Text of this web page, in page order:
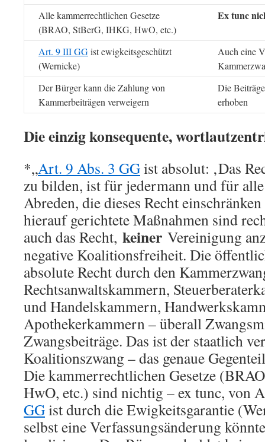
Alle kammerrechtlichen Gesetze
(BRAO, StBerG, IHKG, HwO, etc.)
Ex tunc
Art. 9 III GGist ewigkeitsgeschützt
(Wernicke)
Auch eine
Der Bürger kann die Zahlung von
Kammerbeiträgen verweigern
Die
erhoben
Die einzig konsequente,
*„Art. 9 Abs. 3 GGist absolut: ‚Das
zu bilden, ist für jedermann und für
Abreden, die dieses Recht
hierauf gerichtete Maßnahmen sind
auch das Recht, keiner Vereinigung
negative Koalitionsfreiheit. Die
absolute Recht durch den
Rechtsanwaltskammern,
und Handelskammern,
Apothekerkammern – überall
Zwangsbeiträge. Das ist der staatlich
Koalitionszwang – das genaue
Die kammerrechtlichen Gesetze
HwO, etc.) sind nichtig – ex tunc, von
GGist durch die Ewigkeitsgarantie
selbst eine Verfassungsänderung